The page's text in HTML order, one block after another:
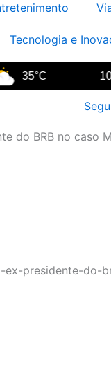
Tecnologia e
35°C 10
do BRB no caso